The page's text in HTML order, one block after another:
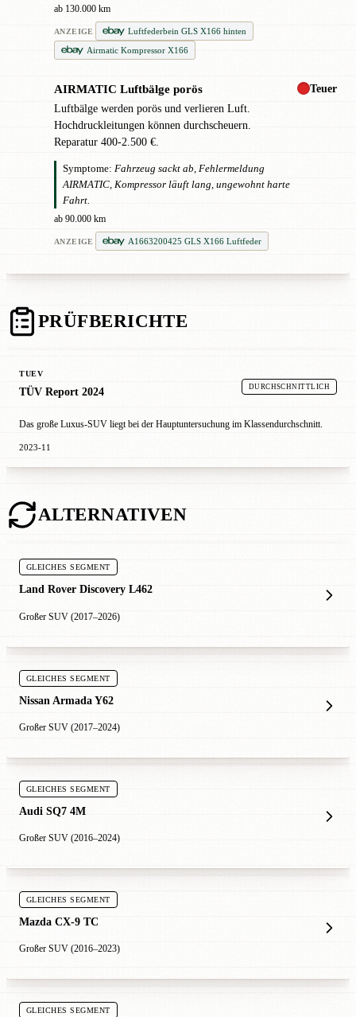
ab 130.000 km
ANZEIGE
Luftfederbein GLS X166 hinten
Airmatic Kompressor X166
AIRMATIC Luftbälge porös
Luftbälge werden porös und verlieren Luft.
Hochdruckleitungen können durchscheuern.
Reparatur 400-2.500 €.
Symptome: Fahrzeug sackt ab, Fehlermeldung
AIRMATIC, Kompressor läuft lang, ungewohnt harte
Fahrt.
ab 90.000 km
ANZEIGE A1663200425 GLS X166 Luftfeder
Teuer
PRÜFBERICHTE
TUEV
TÜV Report 2024 DURCHSCHNITTLICH
Das große Luxus-SUV liegt bei der Hauptuntersuchung im Klassendurchschnitt.
2023-11
ALTERNATIVEN
GLEICHES SEGMENT
Land Rover Discovery L462
Großer SUV (2017–2026)
GLEICHES SEGMENT
Nissan Armada Y62
Großer SUV (2017–2024)
GLEICHES SEGMENT
Audi SQ7 4M
Großer SUV (2016–2024)
GLEICHES SEGMENT
Mazda CX-9 TC
Großer SUV (2016–2023)
GLEICHES SEGMENT